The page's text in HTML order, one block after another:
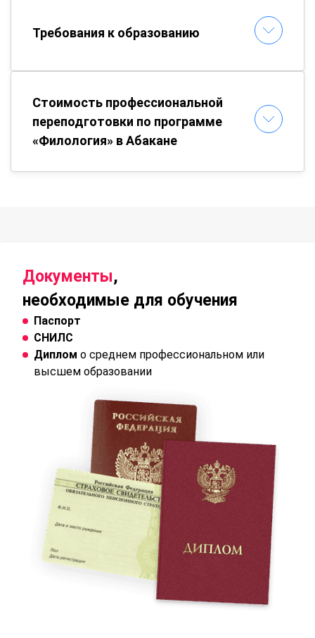
Требования к образованию
Стоимость профессиональной
переподготовки по программе
«Филология» в Абакане
Документы,
необходимые для обучения
Паспорт
СНИЛС
Диплом о среднем профессиональном или
высшем образовании